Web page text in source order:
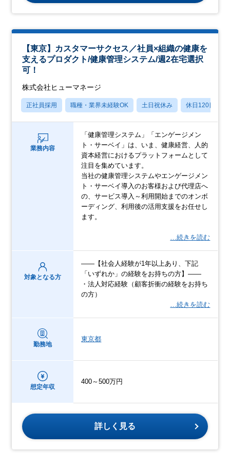
【東京】カスタマーサクセス／社員×組織の健康を
支えるプロダクト/健康管理システム/週2在宅選択
可！
株式会社ヒューマネージ
正社員採用 職種・業界未経験OK 土日祝休み 休日120日以上
業務内容
「健康管理システム」「エンゲージメン
ト・サーベイ」は、いま、健康経営、人的
資本経営におけるプラットフォームとして
注目を集めています。
当社の健康管理システムやエンゲージメン
ト・サーベイ導入のお客様および代理店へ
の、サービス導入～利用開始までのオンボ
ーディング、利用後の活用支援をお任せし
ます。
…続きを読む
対象となる方
――【社会人経験が1年以上あり、下記
「いずれか」の経験をお持ちの方】――
・法人対応経験（顧客折衝の経験をお持ち
の方）
…続きを読む
勤務地
東京都
想定年収
400～500万円
詳しく見る